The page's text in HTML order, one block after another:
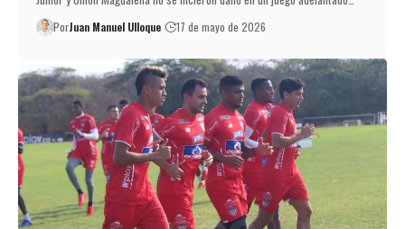
PorJuan Manuel Ulloque 17 de mayo de 2026